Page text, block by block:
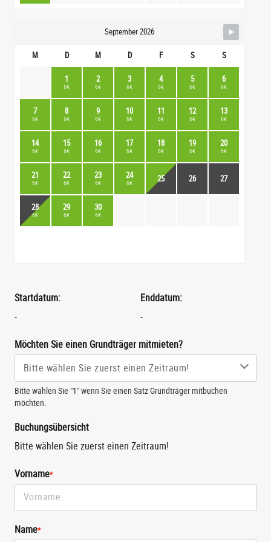
September 2026
M D M D F S S
1
6€
2
6€
3
6€
4
6€
5
6€
6
6€
7
6€
8
6€
9
6€
10
6€
11
6€
12
6€
13
6€
14
6€
15
6€
16
6€
17
6€
18
6€
19
6€
20
6€
21
6€
22
6€
23
6€
24
6€ 25 26 27
28
6€
29
6€
30
6€
Startdatum:
-
Enddatum:
-
Möchten Sie einen Grundträger mitmieten?
Bitte wählen Sie "1" wenn Sie einen Satz Grundträger mitbuchen
möchten.
Buchungsübersicht
Bitte wählen Sie zuerst einen Zeitraum!
Vorname*
Name*